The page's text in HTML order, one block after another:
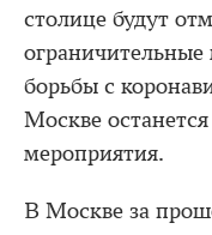
столице будут
борьбы с
Москве
мероприятия.
В Москве за